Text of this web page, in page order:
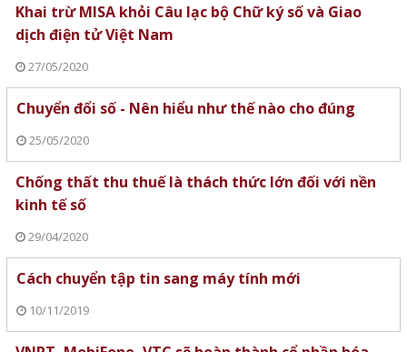
Khai trừ MISA khỏi Câu lạc bộ Chữ ký số và Giao
dịch điện tử Việt Nam
27/05/2020
Chuyển đổi số - Nên hiểu như thế nào cho đúng
25/05/2020
Chống thất thu thuế là thách thức lớn đối với nền
kinh tế số
29/04/2020
Cách chuyển tập tin sang máy tính mới
10/11/2019